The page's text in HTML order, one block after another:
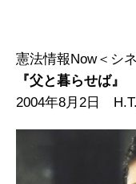
憲法情報Now＜シ
『父と暮らせば』
2004年8月2日